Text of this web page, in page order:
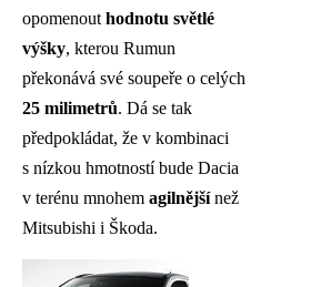
opomenout hodnotu světlé
výšky, kterou Rumun
překonává své soupeře o celých
25 milimetrů. Dá se tak
předpokládat, že v kombinaci
s nízkou hmotností bude Dacia
v terénu mnohem agilnějšínež
Mitsubishi i Škoda.